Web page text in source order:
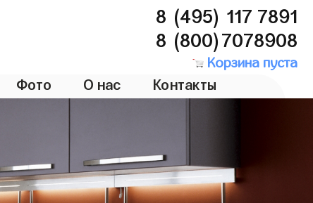
8 (495) 117 7891
8 (800)7078908
Корзина пуста
Фото О нас Контакты